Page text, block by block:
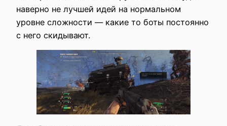
наверно не лучшей идей на нормальном
уровне сложности — какие то боты постоянно
с него скидывают.